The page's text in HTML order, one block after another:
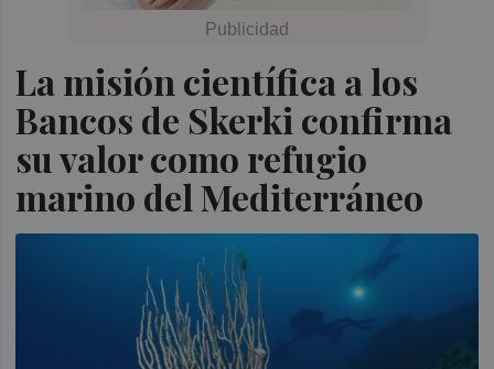
La misión científica a los
Bancos de Skerki confirma
su valor como refugio
marino del Mediterráneo